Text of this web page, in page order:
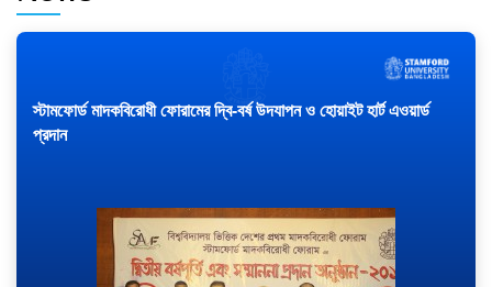
স্টামফোর্ড মাদকবিরোধী ফোরামের দ্বি-বর্ষ উদযাপন ও হোয়াইট হার্ট এওয়ার্ড
প্রদান